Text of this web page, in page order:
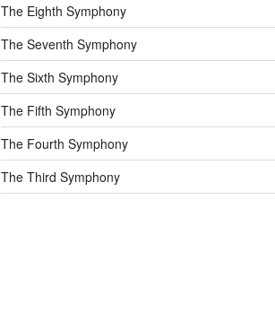
The Eighth Symphony
The Seventh Symphony
The Sixth Symphony
The Fifth Symphony
The Fourth Symphony
The Third Symphony